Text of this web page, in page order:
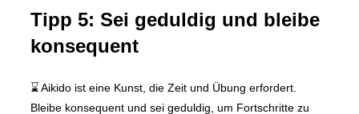
Tipp 5: Sei geduldig und bleibe
konsequent
⌛ Aikido ist eine Kunst, die Zeit und Übung erfordert.
Bleibe konsequent und sei geduldig, um Fortschritte zu